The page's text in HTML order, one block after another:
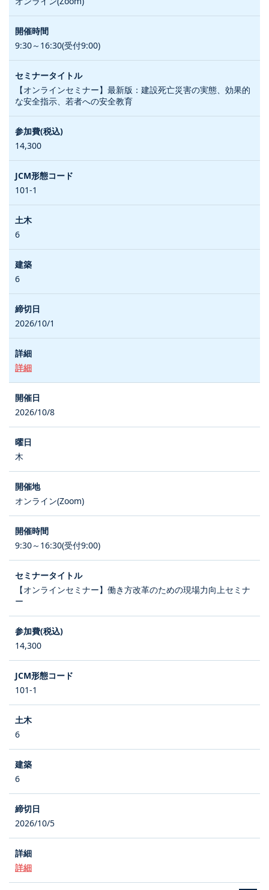
9:30～16:30(受付9:00)
【オンラインセミナー】最新版：建設死亡災害の実態、効果的
な安全指示、若者への安全教育
14,300
101-1
6
6
2026/10/1
詳細
2026/10/8
木
オンライン(Zoom)
9:30～16:30(受付9:00)
【オンラインセミナー】働き方改革のための現場力向上セミナ
ー
14,300
101-1
6
6
2026/10/5
詳細